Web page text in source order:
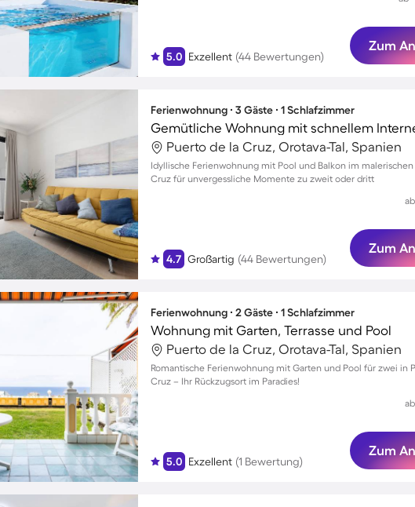
5.0 Exzellent (44 Bewertungen)
Zum
Ferienwohnung ∙ 3 Gäste ∙ 1 Schlafzimmer
Puerto de la Cruz, Orotava-Tal, Spanien
Idyllische Ferienwohnung mit Pool und Balkon im
Cruz für unvergessliche Momente zu zweit oder dritt
4.7 Großartig (44 Bewertungen)
ab
Zum
Ferienwohnung ∙ 2 Gäste ∙ 1 Schlafzimmer
Wohnung mit Garten, Terrasse und Pool
Puerto de la Cruz, Orotava-Tal, Spanien
Romantische Ferienwohnung mit Garten und Pool für zwei in
Cruz – Ihr Rückzugsort im Paradies!
5.0 Exzellent (1 Bewertung)
ab
Zum